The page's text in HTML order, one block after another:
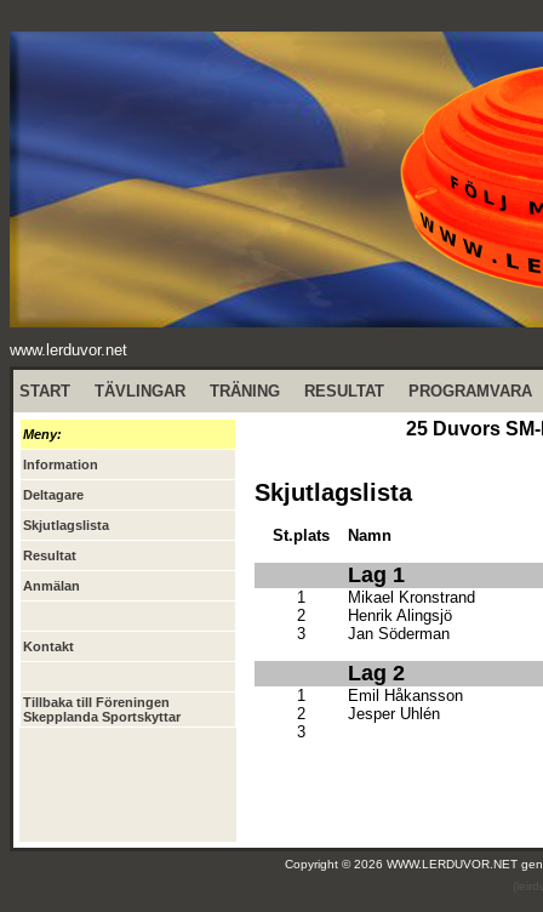
www.lerduvor.net
START TÄVLINGAR TRÄNING RESULTAT PROGRAMVARA
Meny:
Information
Deltagare
Skjutlagslista
Resultat
Anmälan
Kontakt
Tillbaka till Föreningen
Skepplanda Sportskyttar
25 Duvors
Skjutlagslista
St.plats Namn
Lag 1
1
Mikael Kronstrand
2
Henrik Alingsjö
3
Jan Söderman
Lag 2
1
Emil Håkansson
2
Jesper Uhlén
3
Copyright © 2026 WWW.LERDUVOR.NET